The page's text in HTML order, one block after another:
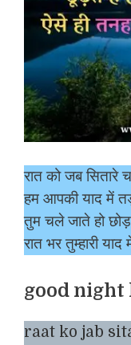
रात को जब सितारे
हम आपकी याद में
तुम चले जाते हो
रात भर तुम्हारी
good
raat ko jab